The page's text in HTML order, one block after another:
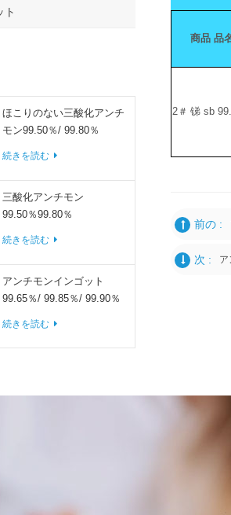
ト
ほこりのない三酸化アンチ
モン99.50％/ 99.80％
続きを読む
三酸化アンチモン
99.50％99.80％
続きを読む
アンチモンインゴット
99.65％/ 99.85％/ 99.90％
続きを読む
商品 品
2＃ 锑 sb
前の :
次 : ア